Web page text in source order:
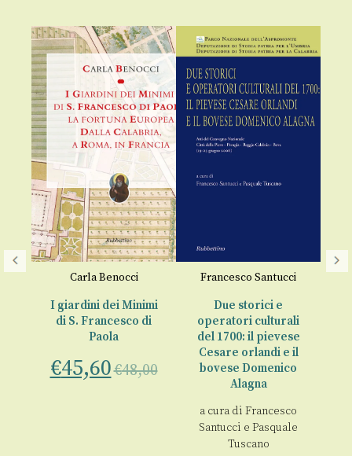
Carla Benocci
I giardini dei Minimi
di S. Francesco di
Paola
€45,60€48,00
Francesco Santucci
Due storici e
operatori culturali
del 1700: il pievese
Cesare orlandi e il
bovese Domenico
Alagna
a cura di Francesco
Santucci e Pasquale
Tuscano